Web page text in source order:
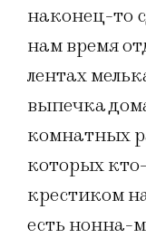
наконец-то
нам время
лентах
выпечка
комнатных
которых
крестиком
есть нонна-